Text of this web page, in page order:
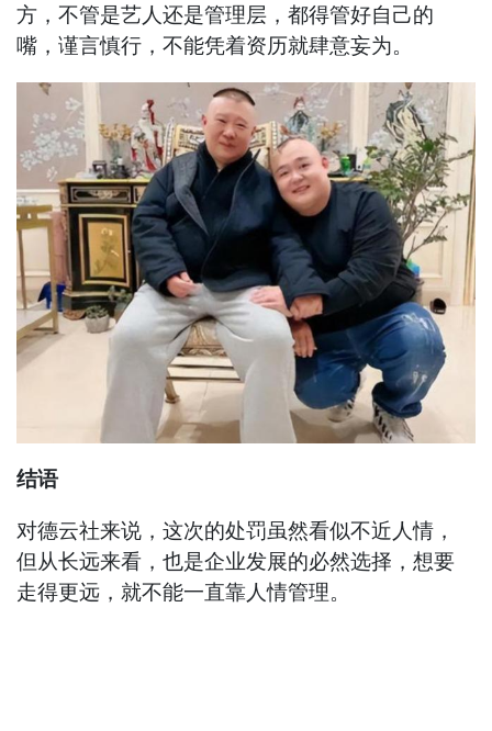
方，不管是艺人还是管理层，都得管好自己的
嘴，谨言慎行，不能凭着资历就肆意妄为。
结语
对德云社来说，这次的处罚虽然看似不近人情，
但从长远来看，也是企业发展的必然选择，想要
走得更远，就不能一直靠人情管理。